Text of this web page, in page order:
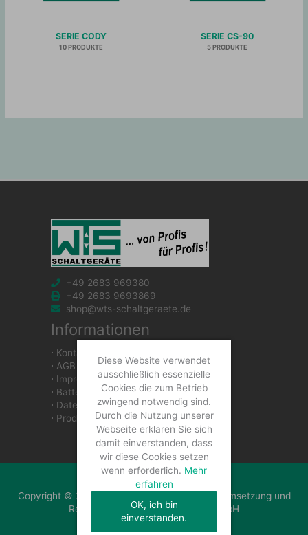
SERIE CODY
10 PRODUKTE
SERIE CS-90
5 PRODUKTE
+49 2683 969380
+49 2683 9693869
shop@wts-schaltgeraete.de
Informationen
∙ Kontakt
∙ AGB
∙ Impressum
∙ Batteriegesetzhinweise
∙ Datenschutzerklärung
∙ Produkte
Copyright © 2026 WTS Schaltgeräte GmbH | Umsetzung und
Realisierung: WTS Schaltgeräte GmbH
Diese Website verwendet
ausschließlich essenzielle
Cookies die zum Betrieb
zwingend notwendig sind.
Durch die Nutzung unserer
Webseite erklären Sie sich
damit einverstanden, dass
wir diese Cookies setzen
wenn erforderlich. Mehr
erfahren
OK, ich bin
einverstanden.